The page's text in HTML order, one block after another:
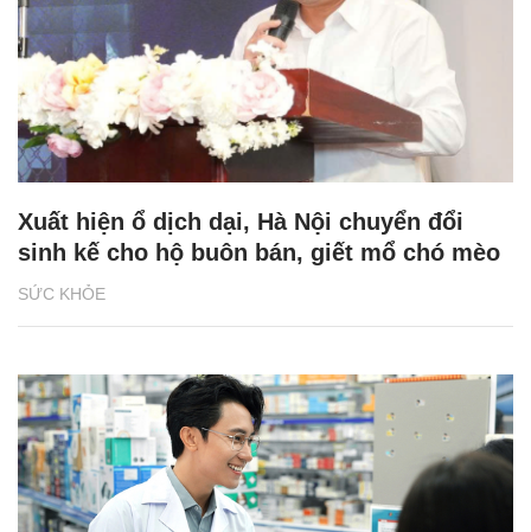
SỨC KHỎE
Xuất hiện ổ dịch dại, Hà Nội chuyển đổi
sinh kế cho hộ buôn bán, giết mổ chó mèo